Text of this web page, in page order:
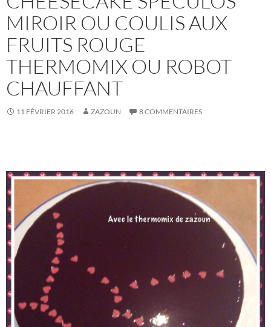
MIROIR OU COULIS AUX
FRUITS ROUGE
THERMOMIX OU ROBOT
CHAUFFANT
11 FÉVRIER 2016 ZAZOUN 8 COMMENTAIRES